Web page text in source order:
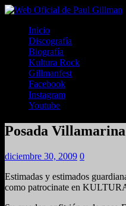
Inicio
Discografía
Biografía
Kultura Rock
Gillmanfest
Facebook
Instagram
Youtube
Posada
diciembre 30, 2009 0
Estimadas y estimados
como patrocinate en